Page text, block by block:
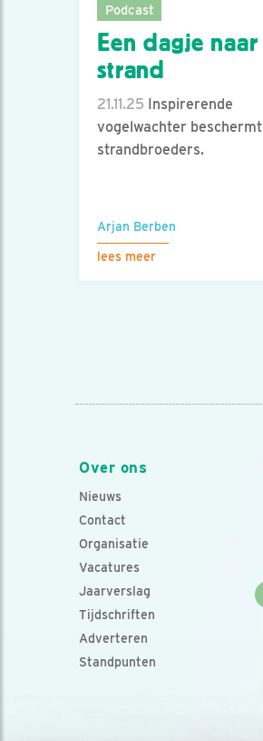
Podcast
Een dagje
strand
21.11.25 Inspirerende
vogelwachter beschermt
strandbroeders.
Arjan Berben
lees meer
Over ons
Nieuws
Contact
Organisatie
Vacatures
Jaarverslag
Tijdschriften
Adverteren
Standpunten